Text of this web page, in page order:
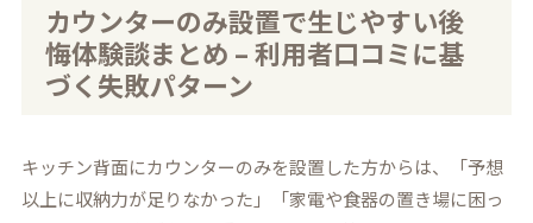
カウンターのみ設置で生じやすい後
悔体験談まとめ – 利用者口コミに基
づく失敗パターン
キッチン背面にカウンターのみを設置した方からは、「予想
以上に収納力が足りなかった」「家電や食器の置き場に困っ